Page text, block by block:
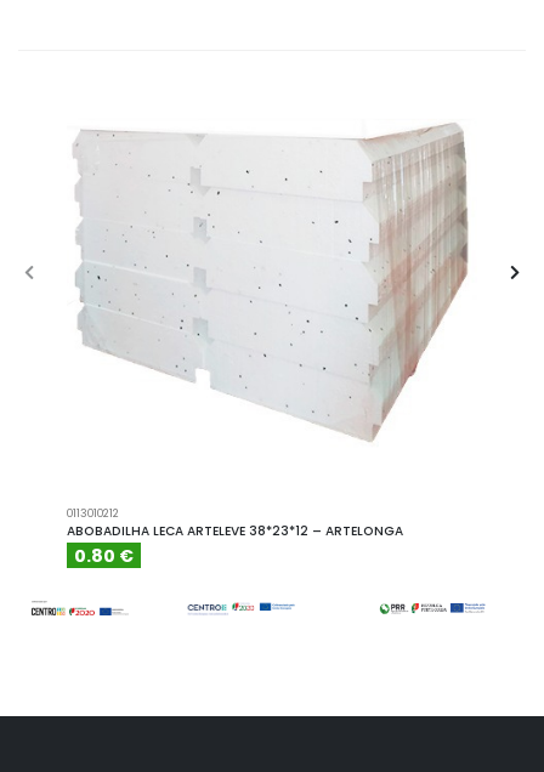
0113010212
ABOBADILHA LECA ARTELEVE 38*23*12 – ARTELONGA
0.80 €